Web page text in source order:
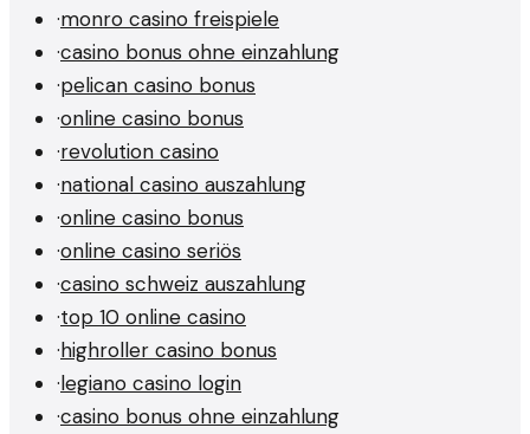
·monro casino freispiele
·casino bonus ohne einzahlung
·pelican casino bonus
·online casino bonus
·revolution casino
·national casino auszahlung
·online casino bonus
·online casino seriös
·casino schweiz auszahlung
·top 10 online casino
·highroller casino bonus
·legiano casino login
·casino bonus ohne einzahlung